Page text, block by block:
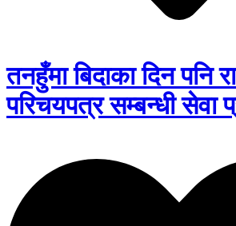
तनहुँमा बिदाका दिन पनि
परिचयपत्र सम्बन्धी सेवा